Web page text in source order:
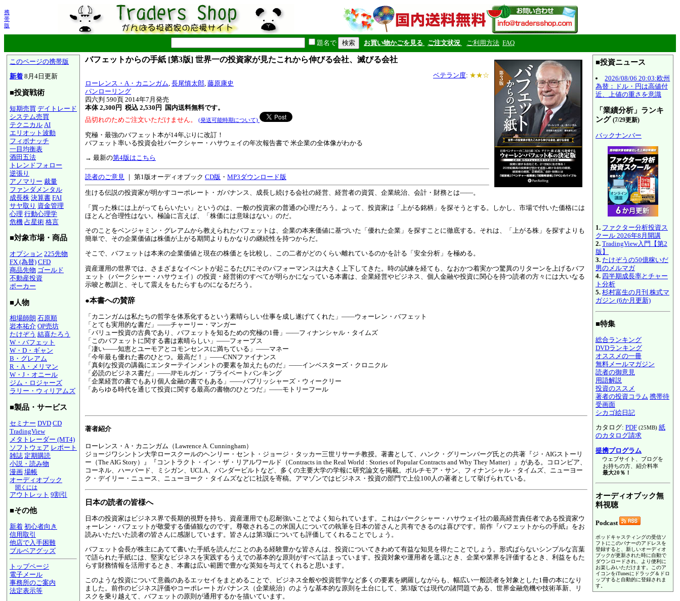
携
帯
版
題名で お買い物かごを見る ご注文状況 ご利用方法 FAQ
このページの携帯版
新着 8月4日更新
■投資戦術
短期売買 デイトレード
システム売買
テクニカル AI
エリオット波動
フィボナッチ
一目均衡表
酒田五法
トレンドフォロー
逆張り
アノマリー 裁量
ファンダメンタル
成長株 決算書 FAI
サヤ取り 資金管理
心理 行動心理学
危機 占星術 格言
■対象市場・商品
オプション 225先物
FX (為替) CFD
商品先物 ゴールド
不動産投資
ポーカー
■人物
相場師朗 石原順
岩本祐介 OP売坊
たけぞう 結喜たろう
W・バフェット
W・D・ギャン
B・グレアム
R・A・メリマン
W・J・オニール
ジム・ロジャーズ
ラリー・ウィリアムズ
■製品・サービス
セミナー DVD CD
TradingView
メタトレーダー (MT4)
ソフトウェア レポート
雑誌 定期購読
小説・読み物
漫画 場帳
オーディオブック
聞くには
アウトレット 9割引
■その他
新着 初心者向き
信用取引
他店で入手困難
ブルベアグッズ
トップページ
電子メール
事務所のご案内
法定表示等
バフェットからの手紙 [第3版] 世界一の投資家が見たこれから伸びる会社、滅びる会社
ベテラン度: ★★☆
ローレンス・A・カニンガム, 長尾慎太郎, 藤原康史
パンローリング
四六判 590頁 2014年7月発売
本体 2,300円 税込 2,530円
国内送料無料です。
品切れのためご注文いただけません。
(発送可能時期について)
究極・最強のバフェット本が14年ぶりに改訂！
バフェット率いる投資会社バークシャー・ハサウェイの年次報告書で 米企業の全体像がわかる
→ 最新の第4版はこちら
読者のご意見 ｜ 第1版オーディオブック CD版 ・ MP3ダウンロード版
生ける伝説の投資家が明かすコーポレート・ガバナンス、成長し続ける会社の経営、経営者の資質、企業統治、会計・財務とは――。
「買った株には上がってもらいたい」というのは、一般の投資家の普通の心理だろう。よって、投資家は「上がる銘柄」を探そうとする。しかし、市場で付いた価格には
ほとんど合理性はない。極論に言えば、「株価には意味はない」のだ。
そのことをベンジャミン・グレアムから教えられたバフェットは、企業の本来価値に基づいた「優れた企業」を探すことに徹底する。それは、「上がる株」を探すよりも
簡単で、その企業価値は株価が上がる期間よりもかなりの継続性を持つからだ。
そこで、バフェットは本来の企業価値と現在の株価とを比較し、この二者がどのくらい離れているのかを計る「安全分析」を極める。
資産運用の世界では、さまざまなイベントが起こるたびにそのパフォーマンスは大きく上下してきた。時の試練を経ても、なおかつ着実かつ驚異のリターンを上げるバフ
ェット（バークシャー・ハサウェイ）の投資・経営術のすべてが明らかになっている本書は、企業経営やビジネス、個人金融や投資に関心を持つ読者の方々には大いなる
示唆と教訓と、そして震えをもたらすものになるだろう。
●本書への賛辞
「カニンガムは私たちの哲学を体系化するという素晴らしい仕事を成し遂げてくれた」――ウォーレン・バフェット
「とても実用的な書だ」――チャーリー・マンガー
「バリュー投資の古典であり、バフェットを知るための究極の1冊」――フィナンシャル・タイムズ
「このバフェットに関する書は素晴らしい」――フォーブス
「凄い――知恵とユーモアとコモンセンスに満ちている」――マネー
「今年最も優れた書のひとつ。最高だ！」――CNNファイナンス
「真剣な投資の講義にエンターテインメントの要素を加えたものだ」――インベスターズ・クロニクル
「必読のビジネス書だ」――JPモルガン・プライベートバンキング
「企業経営の書でもあり個人金融の書でもある」――パブリッシャーズ・ウィークリー
「あらゆる時代を通じて投資に関する最高の書物のひとつだ」――モトリーフール
著者紹介
ローレンス・A・カニンガム（Lawrence A. Cunningham）
ジョージワシントン大学ロースクールのヘンリー・セント・ジョージ・タッカー三世リサーチ教授。著書として、ハンク・グリーンバーグ氏との共著『ジ・AIGストーリ
ー（The AIG Story）』『コントラクト・イン・ザ・リアルワールド（Contracts in the Real World : Stories of Popular Contracts and Why They Matter）』がある。コロンビア、
コーネル、ハーバード、ミシガン、UCLA、バンダービルトなど、多くの主要大学の学報に研究論文を掲載。ボルチモア・サン、フィナンシャル・タイムズ、ニューヨー
ク・デイリー・ニュース、ニューヨーク・タイムズなどに社説を寄稿。アマゾンではビジネス・投資の部門で上位100人の著者として挙げられている。
日本の読者の皆様へ
日本の投資家はビジネス界で長期的視野を持ち、資産運用でも忍耐強いことでよく知られています。これはバークシャー・ハサウェイ社の最高経営責任者である投資家ウ
ォーレン・バフェットが敬愛する価値観なのです。尊敬されるこの米国人についての執筆を日本の皆さんと共有できるのは喜びです。前作『バフェットからの手紙』をお
読みいただいた読者の皆さんに感謝しています。皆さんは第3版についても評価してくれることでしょう。
バフェット会長が株主にあてて書いた手紙を読んだことのある経験豊かな皆さんは、投資についてきわめて有益な知見を得たことでしょう。形式ばらないシンプルな言葉
で語られた手紙には、堅実なビジネスを実践するうえでの基本的な原則がすべて詰まっています。投資対象や運用者を選ぶとき、企業や業界を評価するとき、利益をもた
らす財務情報を活用するとき、本書は広い範囲で豊かな英知を与えてくれると思います。
このような投資について意義のあるエッセイをまとめることで、ビジネス全般や投資哲学など多くの要素を網羅しながらも、幅広い一般読者を対象とした1冊の本になり
ました。前作のビジネス評価やコーポレートガバナンス（企業統治）のような基本的な原則を土台にして、第3版では現代の諸問題である、世界金融危機や技術革新、リ
スクを乗り越えて、バフェットの原則が通用するかを描いています。
■投資ニュース
2026/08/06 20:03:欧州
為替：ドル・円は高値付
近、上値の重さを意識
「業績分析」ランキ
ング (7/29更新)
バックナンバー
1. ファクター分析投資ス
クール 2026年8月開講
2. TradingView入門【第2
版】
3. たけぞうの50億稼いだ
男のメルマガ
4. 四半期成長率とチャー
ト分析
5. 杉村富生の月刊 株式マ
ガジン (6か月更新)
■特集
総合ランキング
DVDランキング
オススメの一冊
無料メールマガジン
読者の御意見
用語解説
投資のススメ
著者の投資コラム 携帯待
受画面
シカゴ絵日記
カタログ: PDF (25MB) 紙
のカタログ請求
提携プログラム
ウェブサイト、ブログを
お持ちの方、紹介料率
最大20％！
オーディオブック無
料視聴
Podcast
ポッドキャスティングの受信ソ
フトにこのバナーのアドレスを
登録すると、新しいオーディオ
ブックが更新された時に自動で
ダウンロードされ、より便利に
お楽しみいただけます。このア
イコンをiTunesにドラッグ＆ドロ
ップすると自動的に登録されま
す。